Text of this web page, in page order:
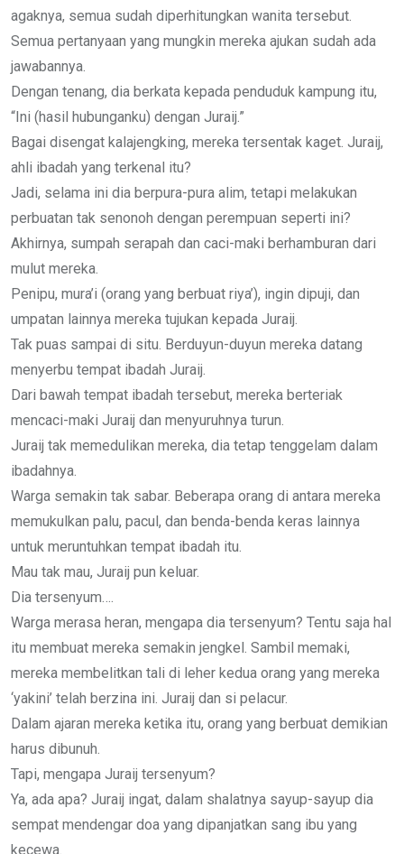
agaknya, semua sudah diperhitungkan wanita tersebut.
Semua pertanyaan yang mungkin mereka ajukan sudah ada
jawabannya.
Dengan tenang, dia berkata kepada penduduk kampung itu,
“Ini (hasil hubunganku) dengan Juraij.”
Bagai disengat kalajengking, mereka tersentak kaget. Juraij,
ahli ibadah yang terkenal itu?
Jadi, selama ini dia berpura-pura alim, tetapi melakukan
perbuatan tak senonoh dengan perempuan seperti ini?
Akhirnya, sumpah serapah dan caci-maki berhamburan dari
mulut mereka.
Penipu, mura’i (orang yang berbuat riya’), ingin dipuji, dan
umpatan lainnya mereka tujukan kepada Juraij.
Tak puas sampai di situ. Berduyun-duyun mereka datang
menyerbu tempat ibadah Juraij.
Dari bawah tempat ibadah tersebut, mereka berteriak
mencaci-maki Juraij dan menyuruhnya turun.
Juraij tak memedulikan mereka, dia tetap tenggelam dalam
ibadahnya.
Warga semakin tak sabar. Beberapa orang di antara mereka
memukulkan palu, pacul, dan benda-benda keras lainnya
untuk meruntuhkan tempat ibadah itu.
Mau tak mau, Juraij pun keluar.
Dia tersenyum….
Warga merasa heran, mengapa dia tersenyum? Tentu saja hal
itu membuat mereka semakin jengkel. Sambil memaki,
mereka membelitkan tali di leher kedua orang yang mereka
‘yakini’ telah berzina ini. Juraij dan si pelacur.
Dalam ajaran mereka ketika itu, orang yang berbuat demikian
harus dibunuh.
Tapi, mengapa Juraij tersenyum?
Ya, ada apa? Juraij ingat, dalam shalatnya sayup-sayup dia
sempat mendengar doa yang dipanjatkan sang ibu yang
kecewa.